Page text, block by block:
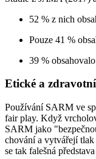
52 % z nich
Pouze 41 %
39 %
Etické a
Používání SARM ve
fair play. Když
SARM jako
chování a vytvářejí
se tak falešná